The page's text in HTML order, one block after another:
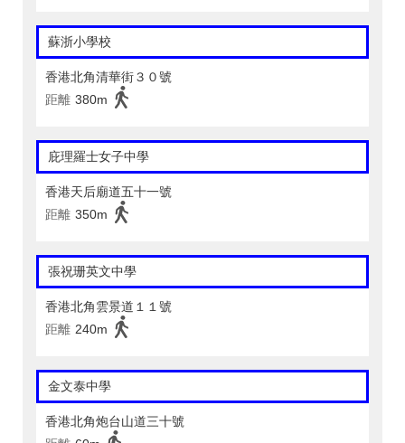
蘇浙小學校
香港北角清華街３０號
距離 380m
庇理羅士女子中學
香港天后廟道五十一號
距離 350m
張祝珊英文中學
香港北角雲景道１１號
距離 240m
金文泰中學
香港北角炮台山道三十號